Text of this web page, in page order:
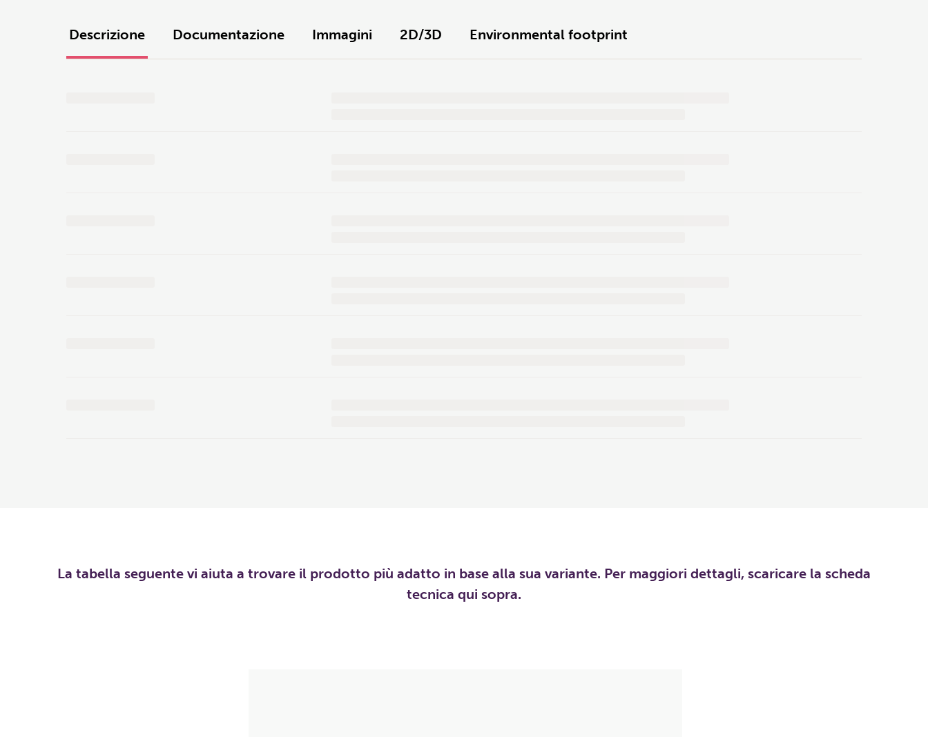
Descrizione Documentazione Immagini 2D/3D Environmental footprint
La tabella seguente vi aiuta a trovare il prodotto più adatto in base alla sua variante. Per maggiori dettagli, scaricare la scheda
tecnica qui sopra.